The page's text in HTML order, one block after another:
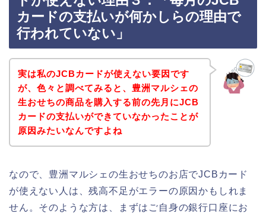
カードの支払いが何かしらの理由で
行われていない」
実は私のJCBカードが使えない要因です
が、色々と調べてみると、豊洲マルシェの
生おせちの商品を購入する前の先月にJCB
カードの支払いができていなかったことが
原因みたいなんですよね
なので、豊洲マルシェの生おせちのお店でJCBカード
が使えない人は、残高不足がエラーの原因かもしれま
せん。そのような方は、まずはご自身の銀行口座にお